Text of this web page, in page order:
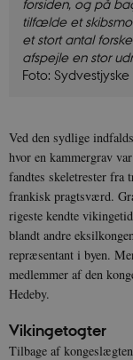
forsiden, og på
tilfælde et
et stort antal
afspejle en stor
Foto:
Ved den sydlige
hvor en kammergrav
fandtes skeletrester fra
frankisk pragtsværd.
rigeste kendte
blandt andre
repræsentant i byen.
medlemmer af den
Hedeby.
Vikingetogter
Tilbage af